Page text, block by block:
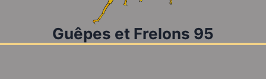
Guêpes et Frelons 95